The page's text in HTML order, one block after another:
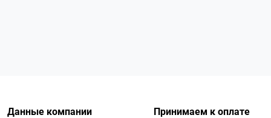
Данные компании Принимаем к оплате